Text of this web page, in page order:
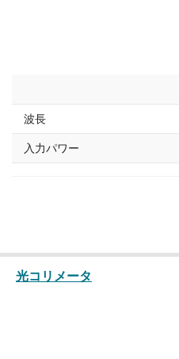
波長
入力パワー
光コリメータ